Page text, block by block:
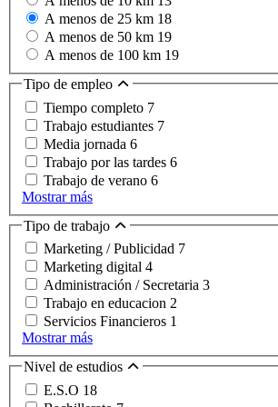
A menos de 25 km 18
A menos de 50 km 19
A menos de 100 km 19
Tipo de empleo
Tiempo completo 7
Trabajo estudiantes 7
Media jornada 6
Trabajo por las tardes 6
Trabajo de verano 6
Mostrar más
Tipo de trabajo
Marketing / Publicidad 7
Marketing digital 4
Administración / Secretaria 3
Trabajo en educacion 2
Servicios Financieros 1
Mostrar más
Nivel de estudios
E.S.O 18